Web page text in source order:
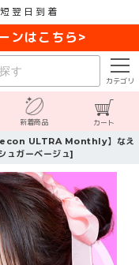
翌日到着
ンはこちら>
カテゴリ
新着商品 カート
ULTRA Monthly】なえ
ュガーベージュ]